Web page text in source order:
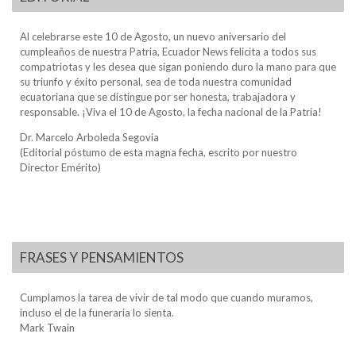
Al celebrarse este 10 de Agosto, un nuevo aniversario del
cumpleaños de nuestra Patria, Ecuador News felicita a todos sus
compatriotas y les desea que sigan poniendo duro la mano para que
su triunfo y éxito personal, sea de toda nuestra comunidad
ecuatoriana que se distingue por ser honesta, trabajadora y
responsable. ¡Viva el 10 de Agosto, la fecha nacional de la Patria!
Dr. Marcelo Arboleda Segovia
(Editorial póstumo de esta magna fecha, escrito por nuestro
Director Emérito)
FRASES Y PENSAMIENTOS
Cumplamos la tarea de vivir de tal modo que cuando muramos,
incluso el de la funeraria lo sienta.
Mark Twain